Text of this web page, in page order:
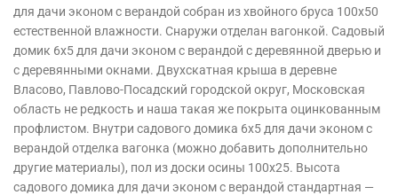
для дачи эконом с верандой собран из хвойного бруса 100х50
естественной влажности. Снаружи отделан вагонкой. Садовый
домик 6х5 для дачи эконом с верандой с деревянной дверью и
с деревянными окнами. Двухскатная крыша в деревне
Власово, Павлово-Посадский городской округ, Московская
область не редкость и наша такая же покрыта оцинкованным
профлистом. Внутри садового домика 6х5 для дачи эконом с
верандой отделка вагонка (можно добавить дополнительно
другие материалы), пол из доски осины 100х25. Высота
садового домика для дачи эконом с верандой стандартная —